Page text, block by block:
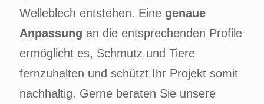
Welleblech entstehen. Eine genaue
Anpassung an die entsprechenden Profile
ermöglicht es, Schmutz und Tiere
fernzuhalten und schützt Ihr Projekt somit
nachhaltig. Gerne beraten Sie unsere